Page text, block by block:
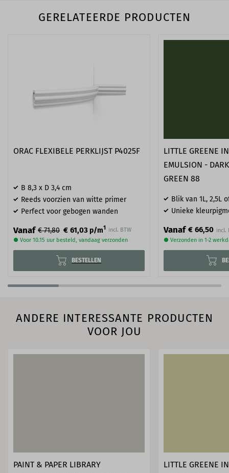
GERELATEERDE PRODUCTEN
ORAC FLEXIBELE PERKLIJST P4025F
B 8,3 x D 3,4 cm
Reeds voorzien van witte primer
Perfect voor gebogen wanden
Vanaf € 71,80 € 61,03p/m1
incl. BTW
● Voor 10.15 uur besteld, vandaag verzonden
BESTELLEN
LITTLE GREENE
EMULSION -
GREEN 88
Blik van 1L, 2,5L
Unieke
Vanaf € 66,50
● Verzonden in 1-2
ANDERE INTERESSANTE PRODUCTEN
VOOR JOU
PAINT & PAPER LIBRARY
LITTLE GREENE